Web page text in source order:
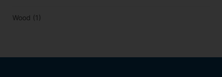
Wood (1)